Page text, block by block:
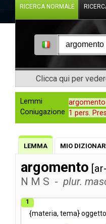
RICERCA NORMALE
Clicca qui per
Lemmi
Coniugazione 1 pers.
LEMMA MIO
argomento
N M S - plur.
1
{materia, tema}oggetto